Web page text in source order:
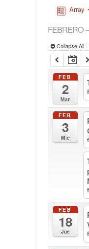
Array
FEBRERO
Collapse All
FEB
2
Mar
FEB
3
Mie
FEB
18
Jue